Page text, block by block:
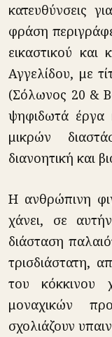
κατευθύνσεις
φράση
εικαστικού
Αγγελίδου, με
(Σόλωνος 20 &
ψηφιδωτά έργα
μικρών
διανοητική και
Η ανθρώπινη
χάνει, σε
διάσταση
τρισδιάστατη,
του κόκκινου
μοναχικών
σχολιάζουν